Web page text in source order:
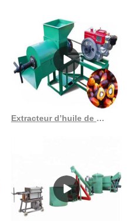
que la fibre est utilisée comme
sur place. Cher Monsieur,
et également en train de
d'acheter une usine
l'huile de palme, de l'huile de palme
la culture du palmier à huile
costaricienne. Le secteur a généré
totale mondiale. Le Costa Rica
national estimé à 5,7 pour
La coquille est séparée de
et seule une petite partie des
de chaudière. Usine de
Extracteur d’huile de palme Extraction d’huile de tourteaux de palmiste 11 tonnes au Cameroun